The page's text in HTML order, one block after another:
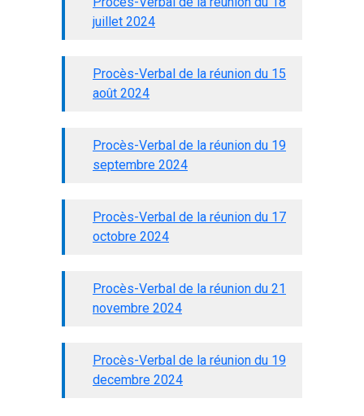
juillet 2024
Procès-Verbal de la réunion du 15
août 2024
Procès-Verbal de la réunion du 19
septembre 2024
Procès-Verbal de la réunion du 17
octobre 2024
Procès-Verbal de la réunion du 21
novembre 2024
Procès-Verbal de la réunion du 19
decembre 2024